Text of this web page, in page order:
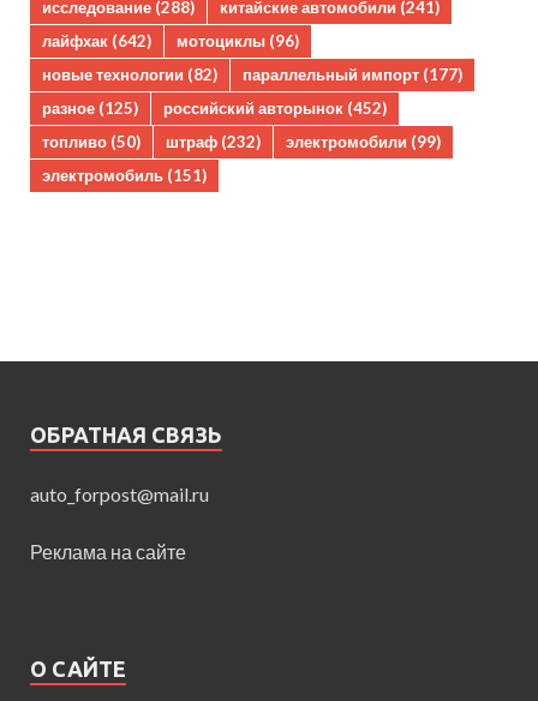
исследование (288) китайские автомобили (241)
лайфхак (642) мотоциклы (96)
новые технологии (82) параллельный импорт (177)
разное (125) российский авторынок (452)
топливо (50) штраф (232) электромобили (99)
электромобиль (151)
ОБРАТНАЯ СВЯЗЬ
auto_forpost@mail.ru
Реклама на сайте
О САЙТЕ